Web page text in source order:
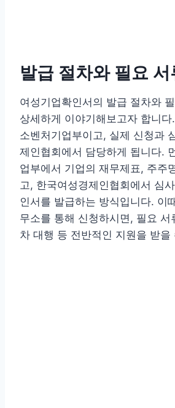
발급 절차와 필요 서
여성기업확인서의 발급 절차와
상세하게 이야기해보고자 합니
소벤처기업부이고, 실제 신청과
제인협회에서 담당하게 됩니다.
업부에서 기업의 재무제표, 주주
고, 한국여성경제인협회에서 심
인서를 발급하는 방식입니다. 이
무소를 통해 신청하시면, 필요 서
차 대행 등 전반적인 지원을 받을